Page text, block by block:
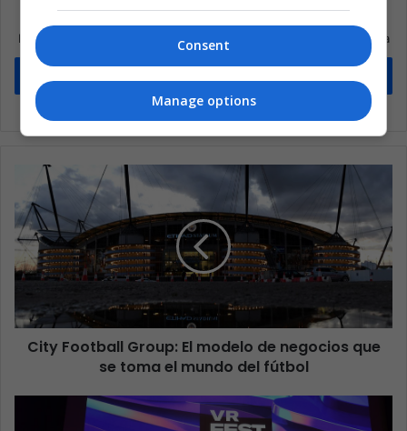
Suscríbete a nuestra lista de correos
Mantente informado sobre lo que está pasando en Latinoamérica
City Football Group: El modelo de negocios que
se toma el mundo del fútbol
Consent
Manage options